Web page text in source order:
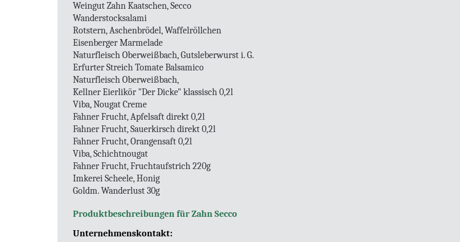
Weingut Zahn Kaatschen, Secco
Wanderstocksalami
Rotstern, Aschenbrödel, Waffelröllchen
Eisenberger Marmelade
Naturfleisch Oberweißbach, Gutsleberwurst i. G.
Erfurter Streich Tomate Balsamico
Naturfleisch Oberweißbach,
Kellner Eierlikör "Der Dicke" klassisch 0,2l
Viba, Nougat Creme
Fahner Frucht, Apfelsaft direkt 0,2l
Fahner Frucht, Sauerkirsch direkt 0,2l
Fahner Frucht, Orangensaft 0,2l
Viba, Schichtnougat
Fahner Frucht, Fruchtaufstrich 220g
Imkerei Scheele, Honig
Goldm. Wanderlust 30g
Produktbeschreibungen für Zahn Secco
Unternehmenskontakt: